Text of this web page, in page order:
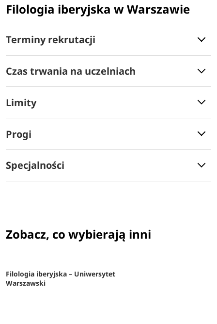
Filologia iberyjska w Warszawie
Terminy rekrutacji
Czas trwania na uczelniach
Limity
Progi
Specjalności
Zobacz, co wybierają inni
Filologia iberyjska – Uniwersytet
Warszawski